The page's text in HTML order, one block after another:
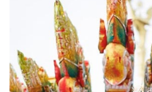
Infographic
แอปฯ
กระปุก